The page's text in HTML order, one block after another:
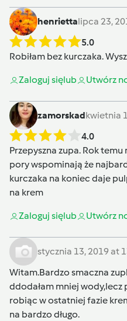
henriettalipca 23,
5.0
Robiłam bez kurczaka.
Zaloguj sięlub Utwórz
zamorskadkwietnia
4.0
Przepyszna zupa. Rok
pory wspominają że
kurczaka na koniec daje
na krem
Zaloguj sięlub Utwórz
stycznia 13, 2019 at
Witam.Bardzo smaczna
ddodałam mniej
robiąc w ostatniej fazie
na bardzo długo.